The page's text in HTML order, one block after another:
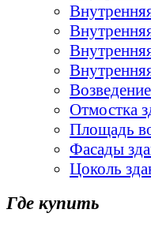
Отмостка
Площадь
Фасады
Цоколь
Где купить